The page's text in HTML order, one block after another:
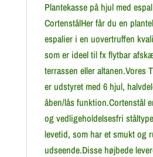
Plantekasse på hjul med
CortenstålHer får du en
espalier i en uovertruffen
som er ideel til fx flytbar
terrassen eller altanen.Vores
er udstyret med 6 hjul,
åben/lås funktion.Cortenstål
og vedligeholdelsesfri
levetid, som har et smukt og
udseende.Disse højbede